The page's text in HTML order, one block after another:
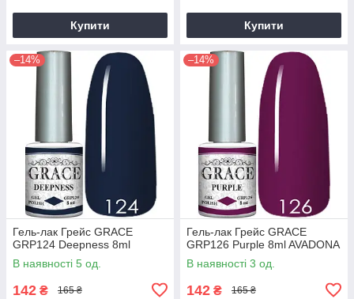
Купити Купити
–14%
Гель-лак Грейс GRACE
GRP124 Deepness 8ml
В наявності 5 од.
142 ₴ 165 ₴
–14%
Гель-лак Грейс GRACE
GRP126 Purple 8ml AVADONA
В наявності 3 од.
142 ₴ 165 ₴